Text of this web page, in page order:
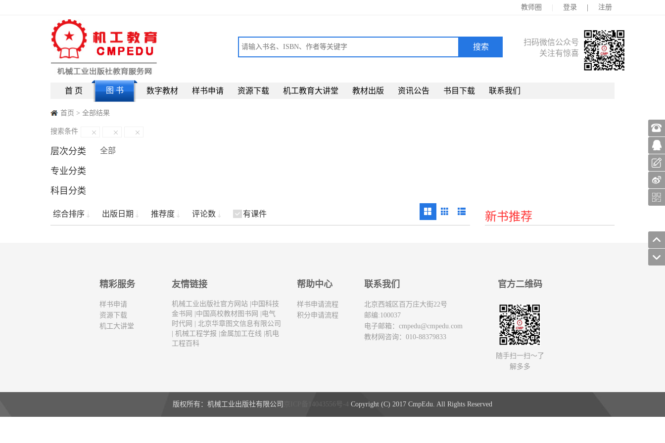
首 页 图 书 数字教材 样书申请 资源下载 机工教育大讲堂 教材出版 资讯公告 书目下载 联系我们
教师圈 | 登录 | 注册
扫码微信公众号
关注有惊喜
首页 > 全部结果
搜索条件
层次分类 全部
专业分类
科目分类
综合排序 出版日期 推荐度 评论数 有课件 新书推荐
精彩服务
样书申请
资源下载
机工大讲堂
友情链接
机械工业出版社官方网站 中国科技
金书网
中国高校教材图书网
电气
时代网
北京华章图文信息有限公司
机械工程学报 |金属加工在线 |机电
工程百科
帮助中心
样书申请流程
积分申请流程
联系我们
北京西城区百万庄大街22号
邮编:100037
电子邮箱： cmpedu@cmpedu.com
教材网咨询：010-88379833
官方二维码
随手扫一扫～了
解多多
版权所有：机械工业出版社有限公司 京ICP备14043556号-4 Copyright (C) 2017 CmpEdu. All Rights Reserved